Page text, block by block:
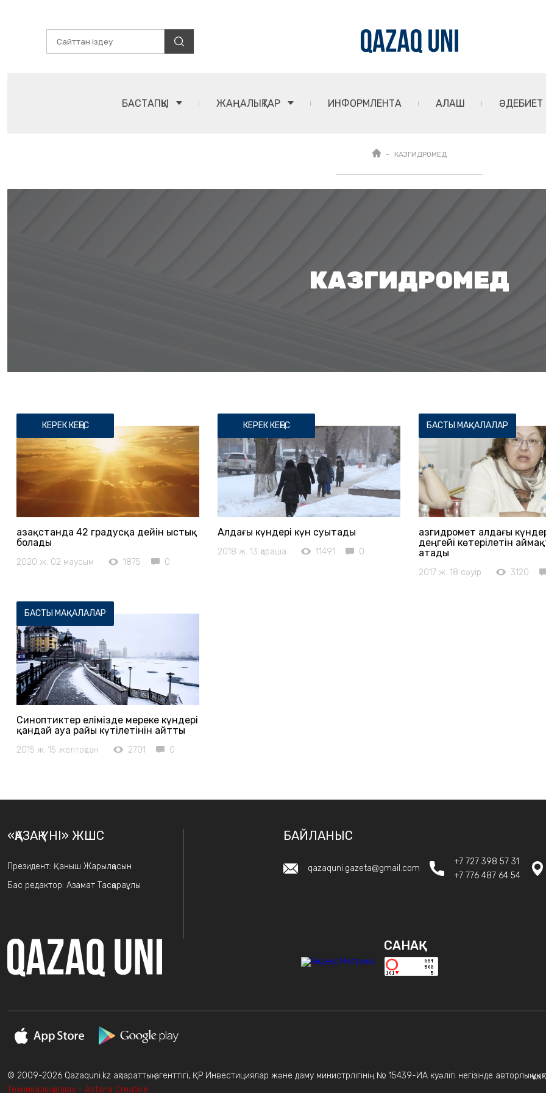
БАСТАПҚЫ ЖАҢАЛЫҚТАР ИНФОРМЛЕНТА АЛАШ ӘДЕБИЕТ
КАЗГИДРОМЕД
КАЗГИДРОМЕД
КЕРЕК КЕҢЕС
Қазақстанда 42 градусқа дейін ыстық
болады
2020 ж. 02 маусым 1875 0
КЕРЕК КЕҢЕС
Алдағы күндері күн суытады
2018 ж. 13 қараша 11491 0
БАСТЫ МАҚАЛАЛАР
Қазгидромет алдағы
деңгейі көтерілетін
атады
2017 ж. 18 сәуір 3120
БАСТЫ МАҚАЛАЛАР
Синоптиктер елімізде мереке күндері
қандай ауа райы күтілетінін айтты
2015 ж. 15 желтоқсан 2701 0
«ҚАЗАҚ ҮНІ» ЖШС
Президент: Қаныш Жарылқасын
Бас редактор: Азамат Тасқараұлы
БАЙЛАНЫС
qazaquni.gazeta@gmail.com
+7 727 398 57 31
+7 776 487 64 54
САНАҚ
© 2009-2026 Qazaquni.kz ақпараттық агенттігі, ҚР Инвестициялар және даму министрлігінің № 15439-ИА куәлігі негізінде авторлық
Техникалық қолдау - Astana Creative